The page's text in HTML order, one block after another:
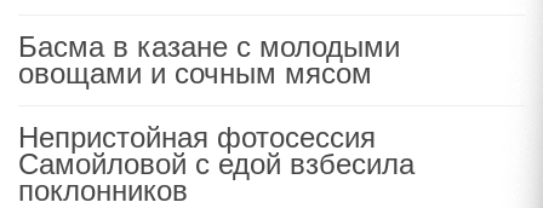
Басма в казане с молодыми
овощами и сочным мясом
Непристойная фотосессия
Самойловой с едой взбесила
поклонников